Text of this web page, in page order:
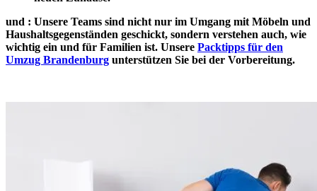
und : Unsere Teams sind nicht nur im Umgang mit Möbeln und
Haushaltsgegenständen geschickt, sondern verstehen auch, wie
wichtig ein und für Familien ist. Unsere Packtipps für den
Umzug Brandenburg unterstützen Sie bei der Vorbereitung.